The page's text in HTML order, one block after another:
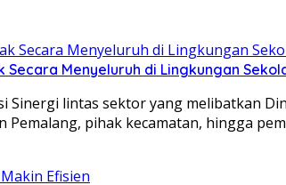
Menyeluruh di Lingkungan
lintas sektor yang melibatkan
Pemalang, pihak kecamatan, hingga